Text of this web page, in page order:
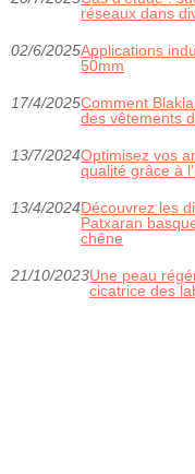
réseaux dans
02/6/2025Applications
50mm
17/4/2025Comment
des vêtements
13/7/2024Optimisez vos
qualité grâce à
13/4/2024Découvrez les
Patxaran
chêne
21/10/2023Une peau
cicatrice des